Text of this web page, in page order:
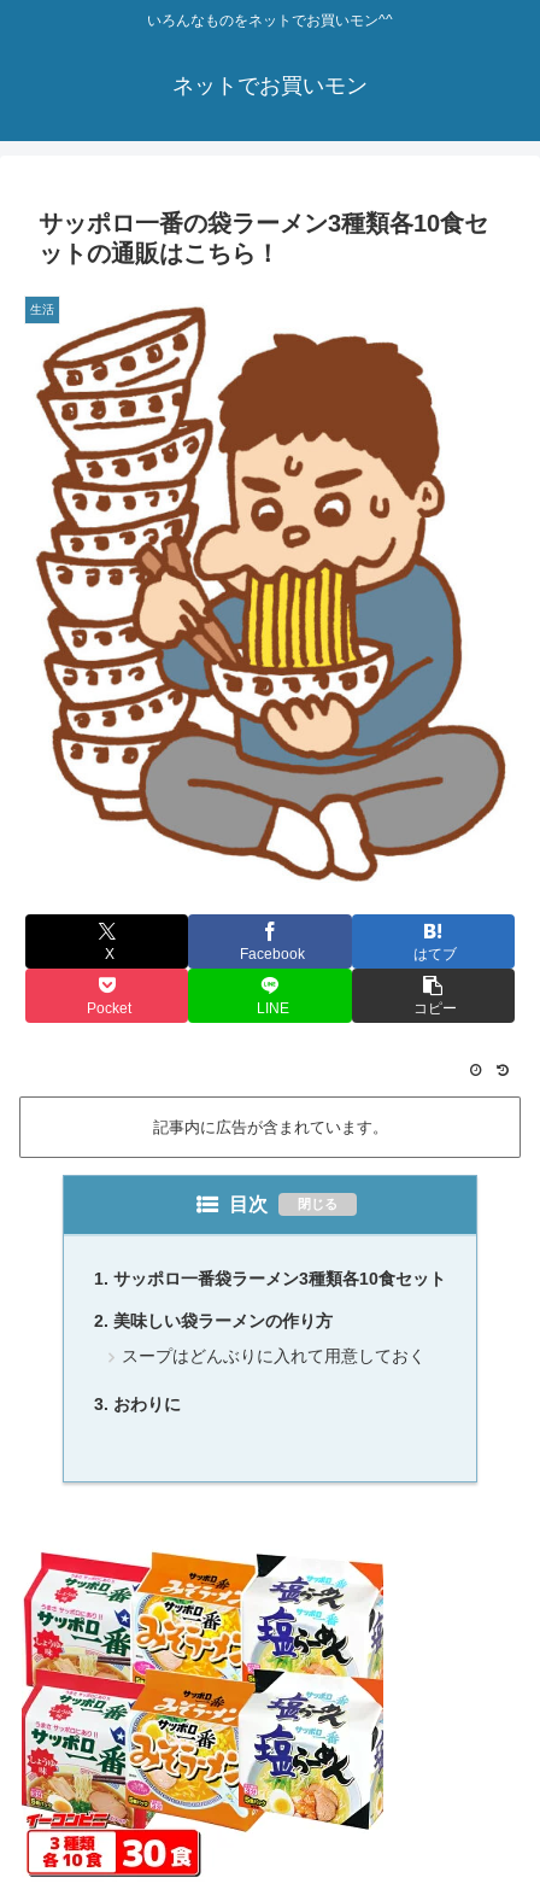
いろんなものをネットでお買いモン^^
ネットでお買いモン
サッポロ一番の袋ラーメン3種類各10食セ
ットの通販はこちら！
生活
X Facebook はてブ
Pocket LINE コピー
記事内に広告が含まれています。
目次
サッポロ一番袋ラーメン3種類各10食セット
美味しい袋ラーメンの作り方
スープはどんぶりに入れて用意しておく
おわりに